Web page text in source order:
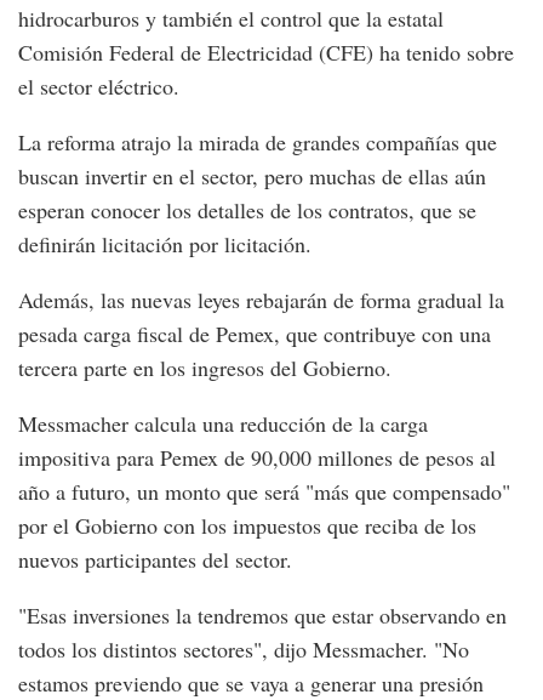
hidrocarburos y también el control que la estatal
Comisión Federal de Electricidad (CFE) ha tenido sobre
el sector eléctrico.
La reforma atrajo la mirada de grandes compañías que
buscan invertir en el sector, pero muchas de ellas aún
esperan conocer los detalles de los contratos, que se
definirán licitación por licitación.
Además, las nuevas leyes rebajarán de forma gradual la
pesada carga fiscal de Pemex, que contribuye con una
tercera parte en los ingresos del Gobierno.
Messmacher calcula una reducción de la carga
impositiva para Pemex de 90,000 millones de pesos al
año a futuro, un monto que será "más que compensado"
por el Gobierno con los impuestos que reciba de los
nuevos participantes del sector.
"Esas inversiones la tendremos que estar observando en
todos los distintos sectores", dijo Messmacher. "No
estamos previendo que se vaya a generar una presión